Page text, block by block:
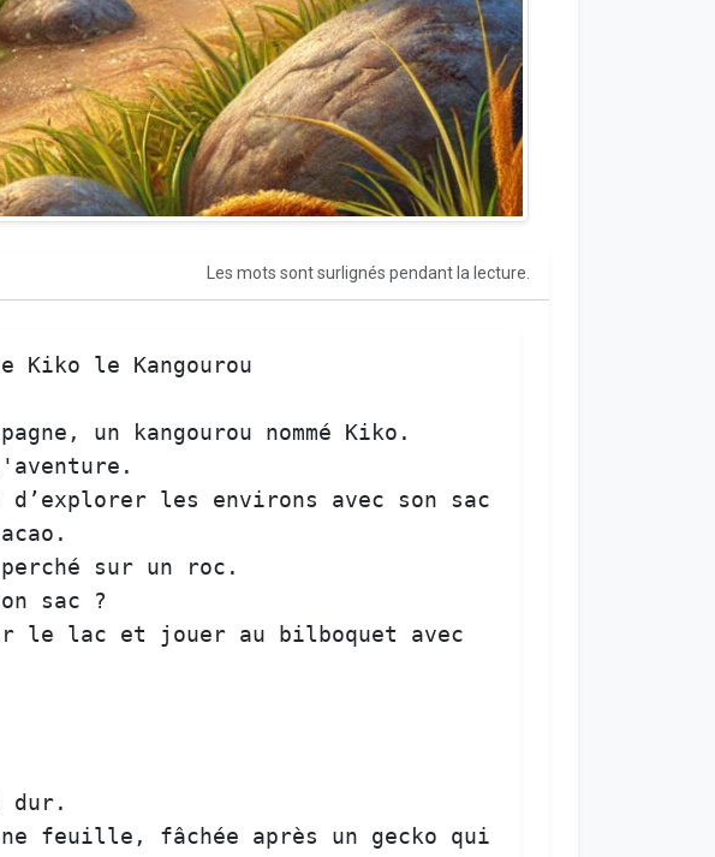
Les mots sont surlignés pendant la lecture.
Kiko le Kangourou
, un kangourou nommé Kiko
d’explorer les environs avec son
sac
perché sur un roc .
sac ?
le lac et jouer au bilboquet
avec
dur
feuille , fâchée après un gecko
qui